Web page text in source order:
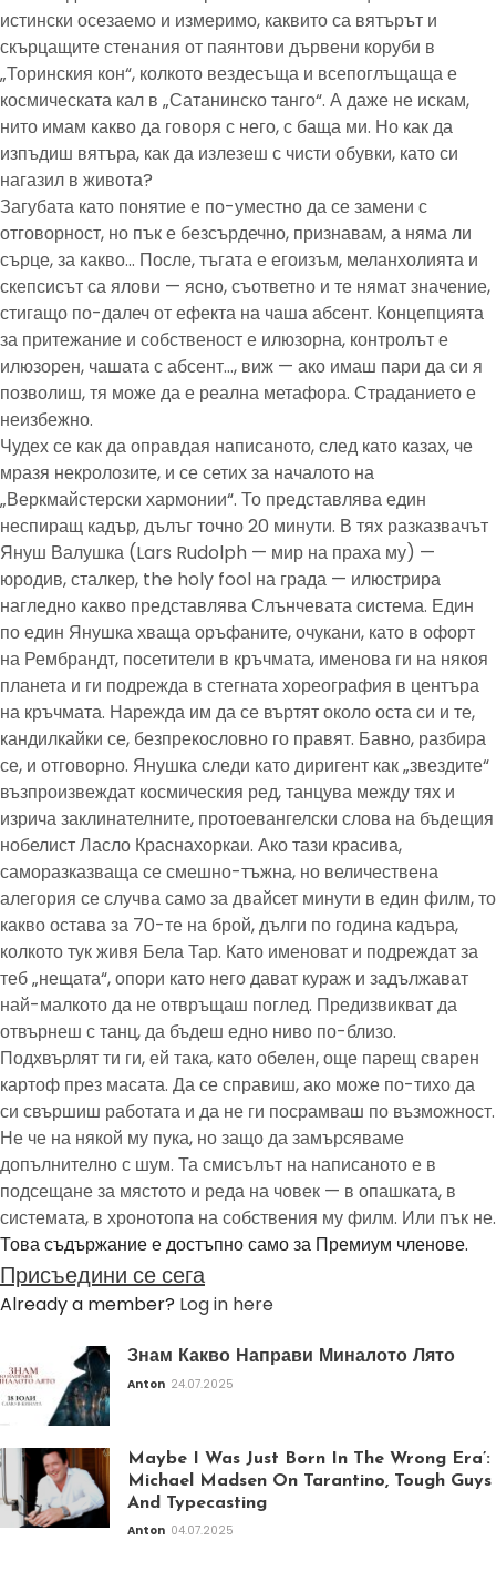
истински осезаемо и измеримо, каквито са вятърът и
скърцащите стенания от паянтови дървени коруби в
„Торинския кон“, колкото вездесъща и всепоглъщаща е
космическата кал в „Сатанинско танго“. А даже не искам,
нито имам какво да говоря с него, с баща ми. Но как да
изпъдиш вятъра, как да излезеш с чисти обувки, като си
нагазил в живота?
Загубата като понятие е по-уместно да се замени с
отговорност, но пък е безсърдечно, признавам, а няма ли
сърце, за какво… После, тъгата е егоизъм, меланхолията и
скепсисът са ялови — ясно, съответно и те нямат значение,
стигащо по-далеч от ефекта на чаша абсент. Концепцията
за притежание и собственост е илюзорна, контролът е
илюзорен, чашата с абсент…, виж — ако имаш пари да си я
позволиш, тя може да е реална метафора. Страданието е
неизбежно.
Чудех се как да оправдая написаното, след като казах, че
мразя некролозите, и се сетих за началото на
„Веркмайстерски хармонии“. То представлява един
неспиращ кадър, дълъг точно 20 минути. В тях разказвачът
Януш Валушка (Lars Rudolph — мир на праха му) —
юродив, сталкер, the holy fool на града — илюстрира
нагледно какво представлява Слънчевата система. Един
по един Янушка хваща оръфаните, очукани, като в офорт
на Рембрандт, посетители в кръчмата, именова ги на някоя
планета и ги подрежда в стегната хореография в центъра
на кръчмата. Нарежда им да се въртят около оста си и те,
кандилкайки се, безпрекословно го правят. Бавно, разбира
се, и отговорно. Янушка следи като диригент как „звездите“
възпроизвеждат космическия ред, танцува между тях и
изрича заклинателните, протоевангелски слова на бъдещия
нобелист Ласло Краснахоркаи. Ако тази красива,
саморазказваща се смешно-тъжна, но величествена
алегория се случва само за двайсет минути в един филм, то
какво остава за 70-те на брой, дълги по година кадъра,
колкото тук живя Бела Тар. Като именоват и подреждат за
теб „нещата“, опори като него дават кураж и задължават
най-малкото да не отвръщаш поглед. Предизвикват да
отвърнеш с танц, да бъдеш едно ниво по-близо.
Подхвърлят ти ги, ей така, като обелен, още парещ сварен
картоф през масата. Да се справиш, ако може по-тихо да
си свършиш работата и да не ги посрамваш по възможност.
Не че на някой му пука, но защо да замърсяваме
допълнително с шум. Та смисълът на написаното е в
подсещане за мястото и реда на човек — в опашката, в
системата, в хронотопа на собствения му филм. Или пък не.
Това съдържание е достъпно само за Премиум членове.
Присъедини се сега
Already a member? Log in here
Знам Какво Направи Миналото Лято
Anton 24.07.2025
Maybe I Was Just Born In The Wrong Era’:
Michael Madsen On Tarantino, Tough Guys
And Typecasting
Anton 04.07.2025